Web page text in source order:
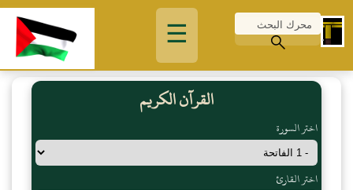
☰
القرآن الكريم
اختر السورة
اختر القارئ